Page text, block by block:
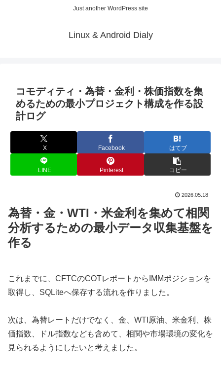
Just another WordPress site
Linux & Android Dialy
コモディティ・為替・金利・株価指数を集
めるための最小プロジェクト構成を作る設
計ログ
X Facebook はてブ
LINE Pinterest コピー
2026.05.18
為替・金・WTI・米金利を集めて相関
分析するための最小データ収集基盤を
作る
これまでに、CFTCのCOTレポートからIMMポジションを
取得し、SQLiteへ保存する流れを作りました。
次は、為替レートだけでなく、金、WTI原油、米金利、株
価指数、ドル指数なども含めて、相関や市場環境の変化を
見られるようにしたいと考えました。